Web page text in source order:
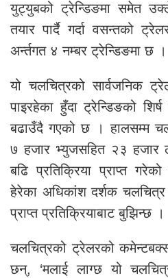
युट्युबको ट्रेन्डिङमा समेत
तयार पार्दै गर्दा वसन्तको
अर्न्तगत ४ नम्बर ट्रेन्डिङमा छ ।
यो चलचित्रको सार्वजनिक
पाइरहेका हुँदा ट्रेन्डिङको
बढाउँदै गएको छ । हालसम्म
७ हजार भ्युजसहित २३ हजार
बढि प्रतिक्रिया प्राप्त
हेरेका अधिकांश दर्शक चलचित्र
प्राप्त प्रतिक्रियाबाट बुझिन्छ ।
चलचित्रको ट्रेलरको
छन्, ‘मलाई लाग्छ यो